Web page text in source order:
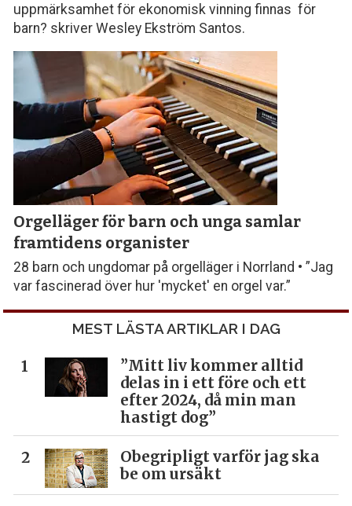
uppmärksamhet för ekonomisk vinning finnas för
barn? skriver Wesley Ekström Santos.
Orgelläger för barn och unga samlar
framtidens organister
28 barn och ungdomar på orgelläger i Norrland • ”Jag
var fascinerad över hur 'mycket' en orgel var.”
MEST LÄSTA ARTIKLAR I DAG
”Mitt liv kommer alltid
delas in i ett före och ett
efter 2024, då min man
hastigt dog”
Obegripligt varför jag ska
be om ursäkt